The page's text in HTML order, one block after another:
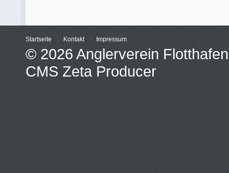
Startseite Kontakt Impressum
© 2026 Anglerverein
CMS Zeta Producer